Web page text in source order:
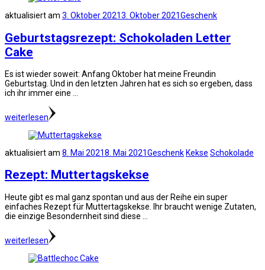
aktualisiert am 3. Oktober 20213. Oktober 2021Geschenk
Geburtstagsrezept: Schokoladen Letter
Cake
Es ist wieder soweit: Anfang Oktober hat meine Freundin
Geburtstag. Und in den letzten Jahren hat es sich so ergeben, dass
ich ihr immer eine …
weiterlesen
aktualisiert am 8. Mai 20218. Mai 2021Geschenk Kekse Schokolade
Rezept: Muttertagskekse
Heute gibt es mal ganz spontan und aus der Reihe ein super
einfaches Rezept für Muttertagskekse. Ihr braucht wenige Zutaten,
die einzige Besondernheit sind diese …
weiterlesen